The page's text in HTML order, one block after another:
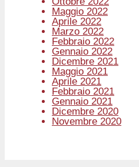
Maggio 2022
Aprile 2022
Marzo 2022
Febbraio 2022
Gennaio 2022
Dicembre 2021
Maggio 2021
Aprile 2021
Febbraio 2021
Gennaio 2021
Dicembre 2020
Novembre 2020